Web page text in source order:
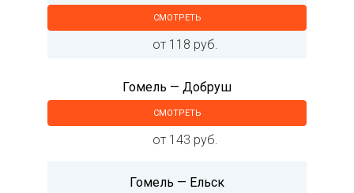
СМОТРЕТЬ
от 118 руб.
Гомель — Добруш
СМОТРЕТЬ
от 143 руб.
Гомель — Ельск